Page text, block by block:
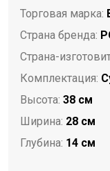
Торговая марка:
Страна бренда:
Страна-
Комплектация:
Высота: 38 см
Ширина: 28 см
Глубина: 14 см